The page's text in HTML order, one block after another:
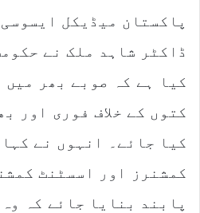
پاکستان میڈیکل
ڈاکٹر شاہد ملک نے
کیا ہے کہ صوبے بھر
کتوں کے خلاف فوری اور
کیا جائے۔ انہوں نے
کمشنرز اور اسسٹنٹ
پابند بنایا جائے کہ